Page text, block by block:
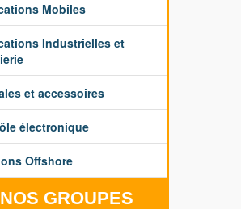
Mobiles
Industrielles et
et accessoires
électronique
Offshore
NOS GROUPES